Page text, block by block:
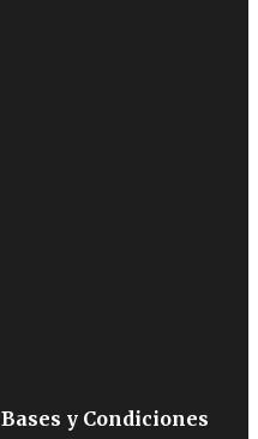
Bases y Condiciones